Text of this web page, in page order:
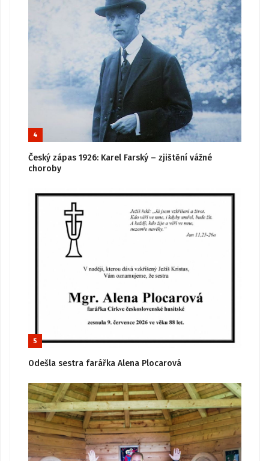
4
Český zápas 1926: Karel Farský – zjištění vážné
choroby
5
Odešla sestra farářka Alena Plocarová